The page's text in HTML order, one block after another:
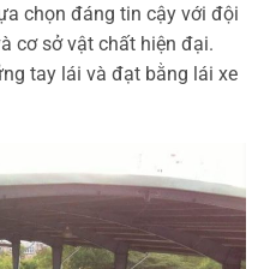
chọn đáng tin cậy với đội
cơ sở vật chất hiện đại.
tay lái và đạt bằng lái xe